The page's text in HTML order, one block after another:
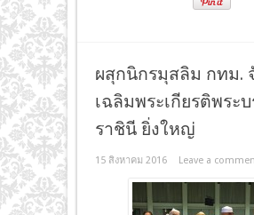
ผสุกนิกรมุสลิม กทม.
เฉลิมพระเกียรติพระ
ราชินี ยิ่งใหญ่
15 สิงหาคม 2016 Leave a